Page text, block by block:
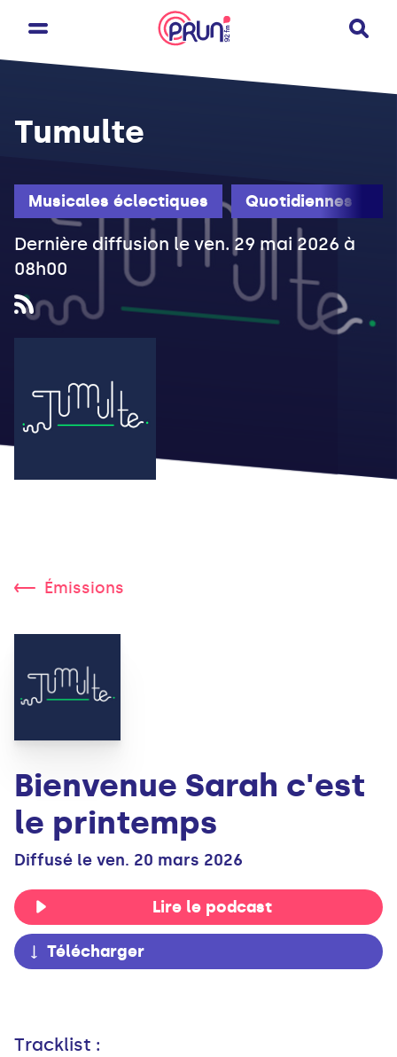
Musicales éclectiques Quotidiennes
Tumulte
Dernière diffusion le ven. 29 mai 2026 à
08h00
Émissions
Bienvenue Sarah c'est
le printemps
Diffusé le ven. 20 mars 2026
Lire le podcast
Télécharger
Tracklist :